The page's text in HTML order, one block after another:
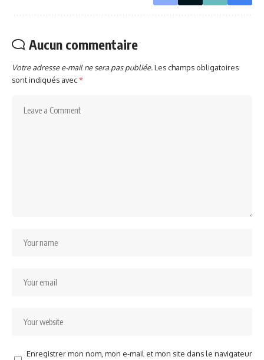
Aucun commentaire
Votre adresse e-mail ne sera pas publiée.Les champs obligatoires
sont indiqués avec*
Enregistrer mon nom, mon e-mail et mon site dans le navigateur